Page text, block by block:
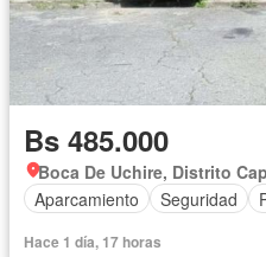
Bs 485.000
Boca De Uchire, Distrito
Aparcamiento
Seguridad
Hace 1 día, 17 horas